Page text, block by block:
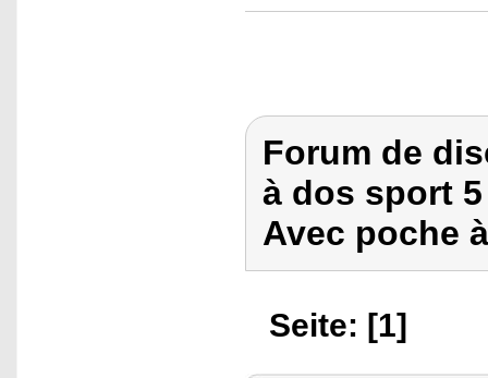
Forum de
à dos sport
Avec poche
Seite: [1]